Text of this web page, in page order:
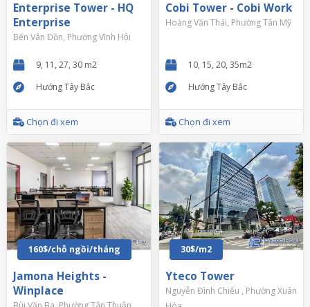
Enterprise Tower - HQ
Enterprise
Bến Vân Đồn, Phường Vĩnh Hội
9, 11, 27, 30 m2
Hướng Tây Bắc
Chọn đi xem
Cobi Tower - Cobi Work
Hoàng Văn Thái, Phường Tân Mỹ
10, 15, 20, 35m2
Hướng Tây Bắc
Chọn đi xem
160$/chỗ ngồi/tháng
Jamona Heights -
Winplace
30$/m2
Yteco Tower
Nguyễn Đình Chiểu , Phường Xuân